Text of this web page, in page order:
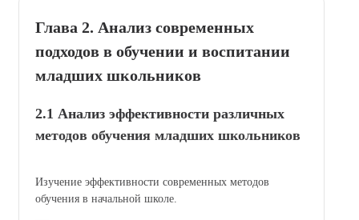
Глава 2. Анализ современных
подходов в обучении и воспитании
младших школьников
2.1 Анализ эффективности различных
методов обучения младших школьников
Изучение эффективности современных методов
обучения в начальной школе.